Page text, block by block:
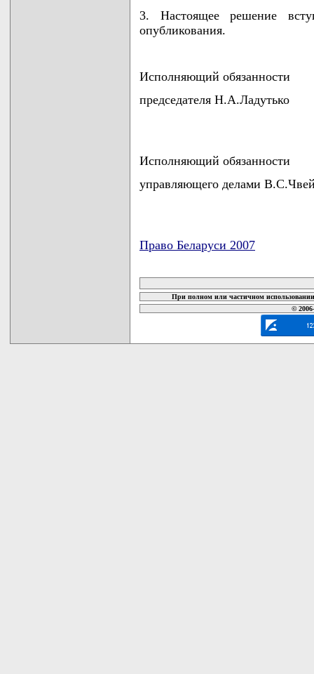
3. Настоящее решение
опубликования.
Исполняющий обязанности
председателя Н.А.Ладутько
Исполняющий обязанности
управляющего делами
Право Беларуси 2007
При полном или частичном
©